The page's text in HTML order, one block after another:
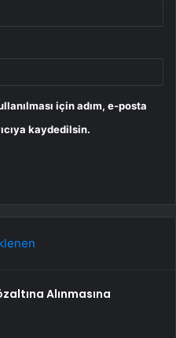
için adım, e-posta
kaydedilsin.
Alınmasına